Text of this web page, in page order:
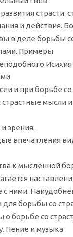
страсти:
и действия.
в деле борьбы
Примеры
Исихия
и при борьбе
страстные мысли
зрения.
впечатления
к мысленной
с ними.
борьбы со
борьбе со
Пение и музыка